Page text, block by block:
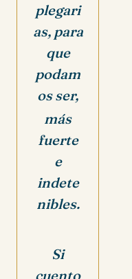
plegari
as, para
que
podam
os ser,
más
fuerte
e
indete
nibles.
Si
cuento